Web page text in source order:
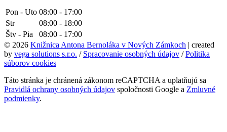
Pon - Uto 08:00 - 17:00
Str
08:00 - 18:00
Štv - Pia
08:00 - 17:00
© 2026 Knižnica Antona Bernoláka v Nových Zámkoch | created
by vega solutions s.r.o. / Spracovanie osobných údajov /Politika
súborov cookies
Táto stránka je chránená zákonom reCAPTCHA a uplatňujú sa
Pravidlá ochrany osobných údajov spoločnosti Google a Zmluvné
podmienky.